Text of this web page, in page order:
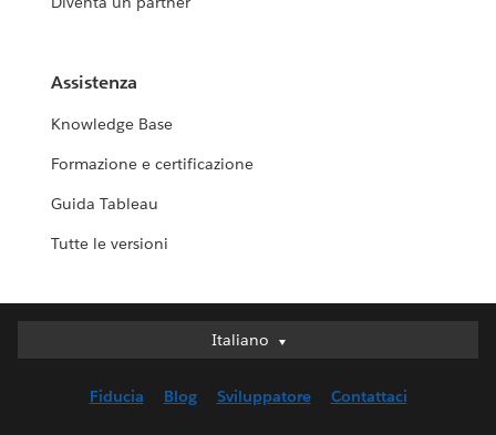
Assistenza
Knowledge Base
Formazione e certificazione
Guida Tableau
Tutte le versioni
Italiano
Italiano
English (UK)
Fiducia Blog Sviluppatore Contattaci